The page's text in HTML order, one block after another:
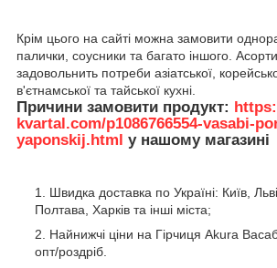
Крім цього на сайті можна замовити
палички, соусники та багато іншого.
задовольнить потреби азіатської,
в'єтнамської та тайської кухні.
Причини замовити продукт:
kvartal.com/p1086766554-vasabi-
yaponskij.html у нашому магазині
Швидка доставка по Україні: Київ,
Полтава, Харків та інші міста;
Найнижчі ціни на Гірчиця Akura
опт/роздріб.